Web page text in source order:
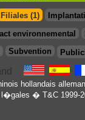
Filiales (1)
environnemental
Subvention
hollandais
l�gales � T&C 1999-